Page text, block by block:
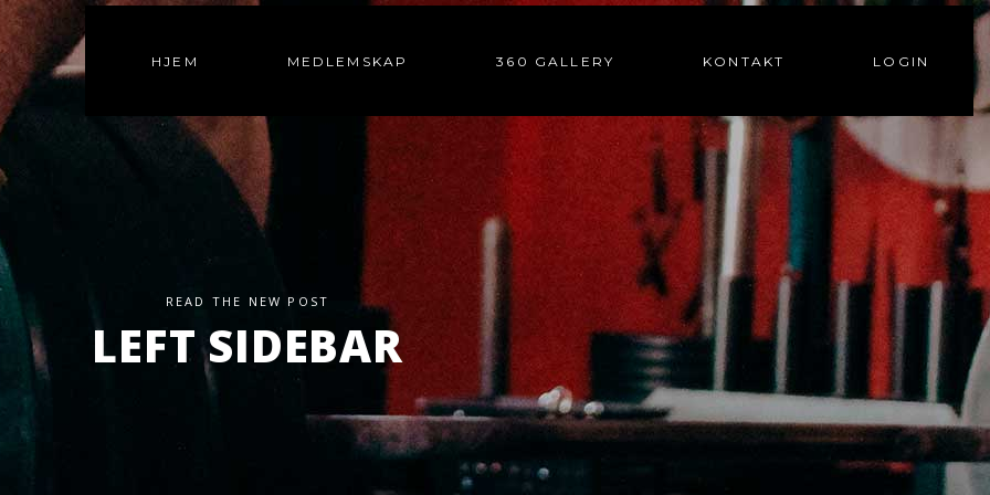
HJEM MEDLEMSKAP 360 GALLERY KONTAKT LOGIN
READ THE NEW POST
LEFT SIDEBAR